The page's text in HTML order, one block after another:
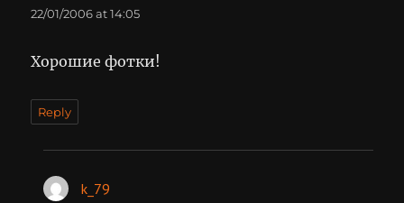
22/01/2006 at 14:05
Хорошие фотки!
Reply
k_79